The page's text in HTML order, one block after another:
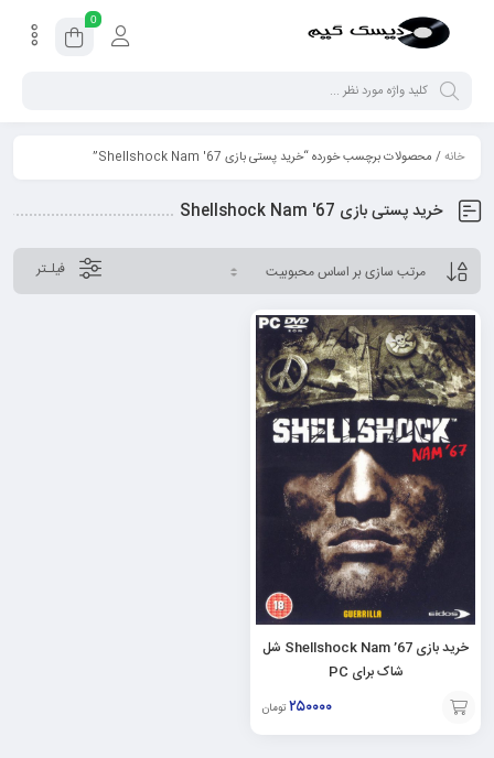
0
خانه/ محصولات برچسب خورده “خرید پستی بازی Shellshock Nam '67”
خرید پستی بازی Shellshock Nam '67
فیلـتر
خرید بازی Shellshock Nam ’67 شل
شاک برای PC
۲۵۰۰۰۰ تومان
افزودن